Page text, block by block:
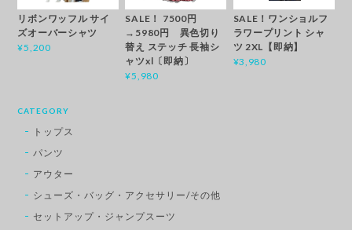
リボンワッフル サイ
ズオーバーシャツ
¥5,200
SALE！ 7500円
→5980円 異色切り
替え ステッチ 長袖シ
ャツxl〔即納〕
¥5,980
SALE！ワンショルフ
ラワープリント シャ
ツ 2XL【即納】
¥3,980
CATEGORY
トップス
パンツ
アウター
シューズ・バッグ・アクセサリー/その他
セットアップ・ジャンプスーツ